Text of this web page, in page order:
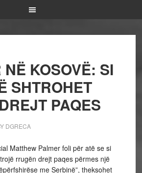
KOSOVË: SI
SHTROHET
PAQES
DGRECA
Matthew Palmer foli për atë se si
rrugën drejt paqes përmes një
me Serbinë”, theksohet